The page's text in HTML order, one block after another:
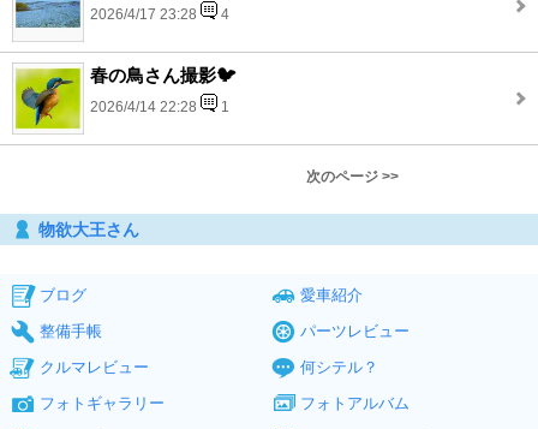
2026/4/17 23:28 4
春の鳥さん撮影🐦
2026/4/14 22:28 1
次のページ >>
物欲大王さん
ブログ
愛車紹介
整備手帳
パーツレビュー
クルマレビュー
何シテル？
フォトギャラリー
フォトアルバム